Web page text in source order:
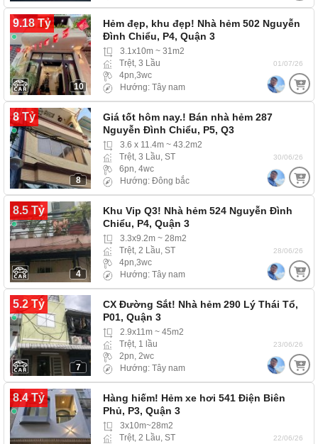
9.18 Tỷ
10
Hẻm đẹp, khu đẹp! Nhà hẻm 502 Nguyễn
Đình Chiểu, P4, Quận 3
3.1x10m ~ 31m2
Trệt, 3 Lầu
4pn,3wc
Hướng: Tây nam
01/07/26
8 Tỷ
8
Giá tốt hôm nay.! Bán nhà hẻm 287
Nguyễn Đình Chiểu, P5, Q3
3.6 x 11.4m ~ 43.2m2
Trệt, 3 Lầu, ST
6pn, 4wc
Hướng: Đông bắc
30/06/26
8.5 Tỷ
4
Khu Vip Q3! Nhà hẻm 524 Nguyễn Đình
Chiểu, P4, Quận 3
3.3x9.2m ~ 28m2
Trệt, 2 Lầu, ST
4pn,3wc
Hướng: Tây nam
28/06/26
5.2 Tỷ
7
CX Đường Sắt! Nhà hẻm 290 Lý Thái Tổ,
P01, Quận 3
2.9x11m ~ 45m2
Trệt, 1 lầu
2pn, 2wc
Hướng: Tây nam
23/06/26
8.4 Tỷ
Hàng hiếm! Hẻm xe hơi 541 Điện Biên
Phủ, P3, Quận 3
3x10m~28m2
Trệt, 2 Lầu, ST
22/06/26